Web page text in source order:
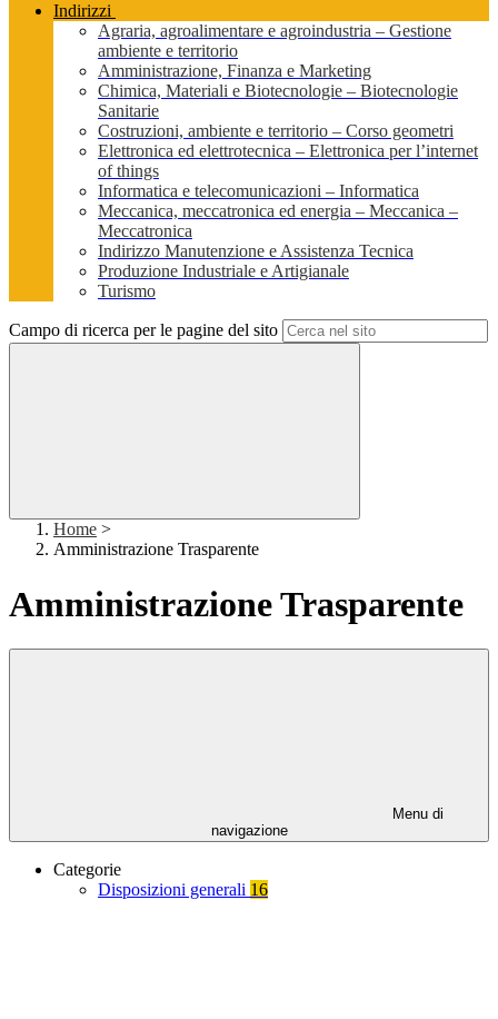
Indirizzi
Agraria, agroalimentare e agroindustria – Gestione
ambiente e territorio
Amministrazione, Finanza e Marketing
Chimica, Materiali e Biotecnologie – Biotecnologie
Sanitarie
Costruzioni, ambiente e territorio – Corso geometri
Elettronica ed elettrotecnica – Elettronica per l’internet
of things
Informatica e telecomunicazioni – Informatica
Meccanica, meccatronica ed energia – Meccanica –
Meccatronica
Indirizzo Manutenzione e Assistenza Tecnica
Produzione Industriale e Artigianale
Turismo
Campo di ricerca per le pagine del sito
Home >
Amministrazione Trasparente
Amministrazione Trasparente
Menu di
navigazione
Categorie
Disposizioni generali 16